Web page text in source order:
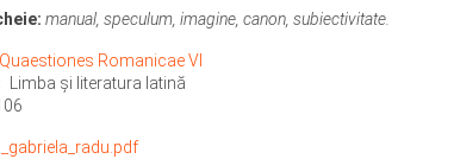
manual, speculum, imagine, canon, subiectivitate.
Quaestiones Romanicae VI
Limba şi literatura latină